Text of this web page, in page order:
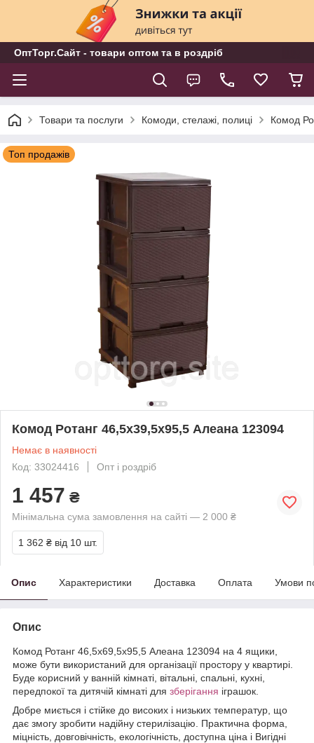
ОптТорг.Сайт - товари оптом та в роздріб
Товари та послуги Комоди, стелажі, полиці Комод
Топ продажів
Комод Ротанг 46,5х39,5х95,5 Алеана 123094
Немає в наявності
Код: 33024416
Опт і роздріб
1 457 ₴
Мінімальна сума замовлення на сайті — 2 000 ₴
1 362 ₴ від 10 шт.
Опис Характеристики Доставка Оплата Умови
Опис
Комод Ротанг 46,5х69,5х95,5 Алеана 123094 на 4 ящики,
може бути використаний для організації простору у квартирі.
Буде корисний у ванній кімнаті, вітальні, спальні, кухні,
передпокої та дитячій кімнаті для зберігання іграшок.
Добре миється і стійке до високих і низьких температур, що
дає змогу зробити надійну стерилізацію. Практична форма,
міцність, довговічність, екологічність, доступна ціна і Вигідні